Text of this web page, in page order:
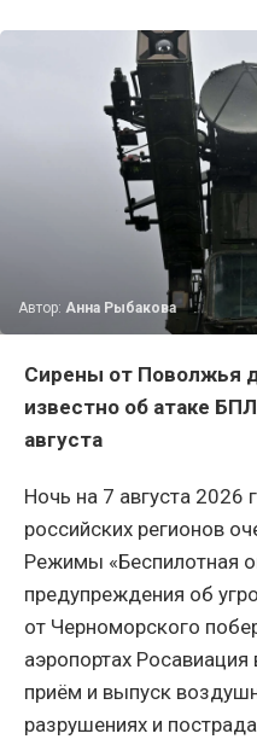
Автор: Анна Рыбакова
Сирены от Поволжья
известно об атаке
августа
Ночь на 7 августа 2026
российских регионов
Режимы «Беспилотная
предупреждения об
от Черноморского
аэропортах
приём и выпуск
разрушениях и